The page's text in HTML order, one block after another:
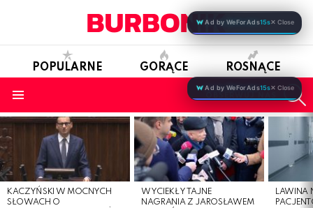
POPULARNE GORĄCE ROSNĄCE
LATEST
KACZYŃSKI W MOCNYCH
SŁOWACH O
WYCIEKŁY TAJNE
NAGRANIA Z JAROSŁAWEM
LAWINA
Ad by WeForAds15s✕ Close
Ad by WeForAds15s✕ Close